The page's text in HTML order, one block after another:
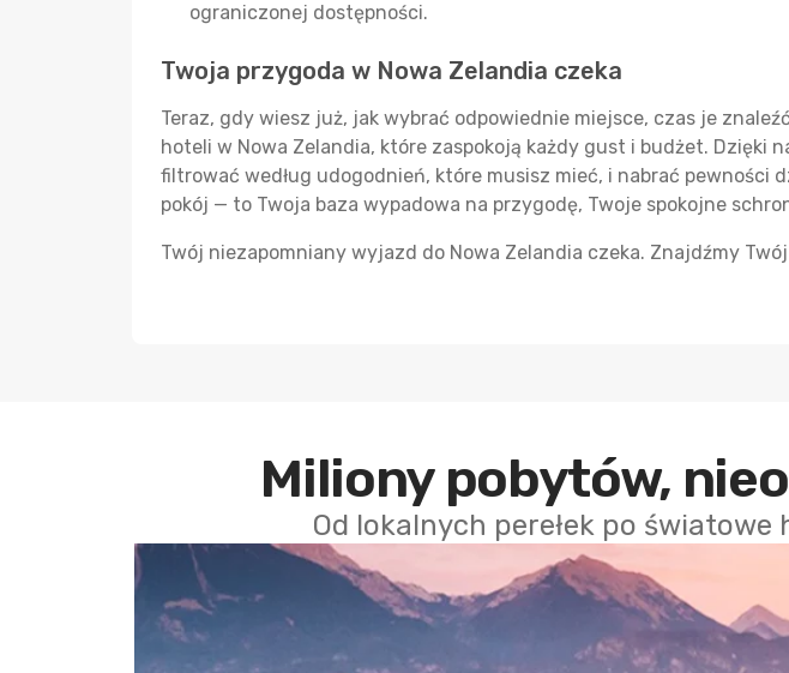
ograniczonej dostępności.
Twoja przygoda w Nowa Zelandia czeka
Teraz, gdy wiesz już, jak wybrać odpowiednie miejsce, czas je
hoteli w Nowa Zelandia, które zaspokoją każdy gust i budżet. Dzięki
filtrować według udogodnień, które musisz mieć, i nabrać
pokój — to Twoja baza wypadowa na przygodę, Twoje spokojne
Twój niezapomniany wyjazd do Nowa Zelandia czeka. Znajdźmy
Miliony pobytów,
Od lokalnych perełek po